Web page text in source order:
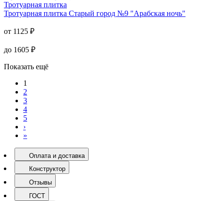
Тротуарная плитка
Тротуарная плитка Старый город №9 "Арабская ночь"
от 1125 ₽
до 1605 ₽
Показать ещё
1
2
3
4
5
›
»
Оплата и доставка
Конструктор
Отзывы
ГОСТ